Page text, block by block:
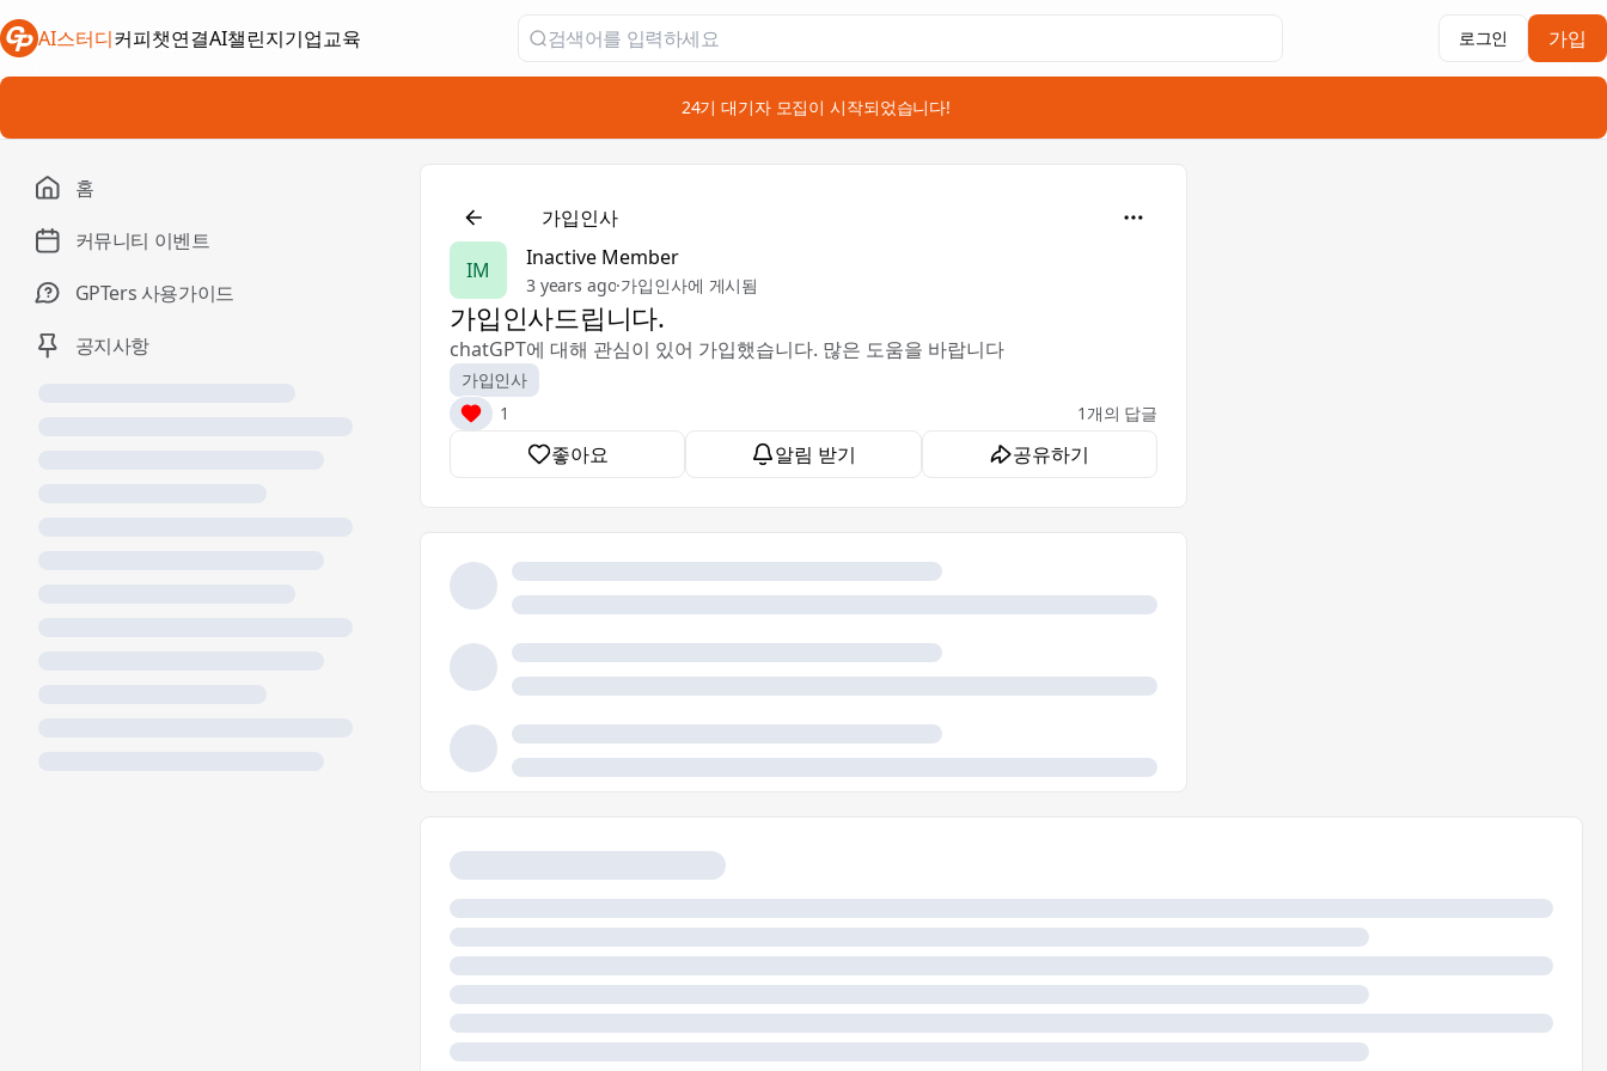
AI스터디커피챗연결
새 탭에서 열림AI챌린지
새 탭에서 열림
기업교육
새 탭에서 열림 가입
로그인
📣 24기 대기자 모집이 시작되었습니다!
홈
커뮤니티 이벤트
GPTers 사용가이드
공지사항
👋가입인사
IM
Inactive Member
3 years ago·가입인사에 게시됨
가입인사드립니다.
chatGPT에 대해 관심이 있어 가입했습니다. 많은 도움을 바랍니다
가입인사
1
1개의 답글
좋아요 알림 받기 공유하기